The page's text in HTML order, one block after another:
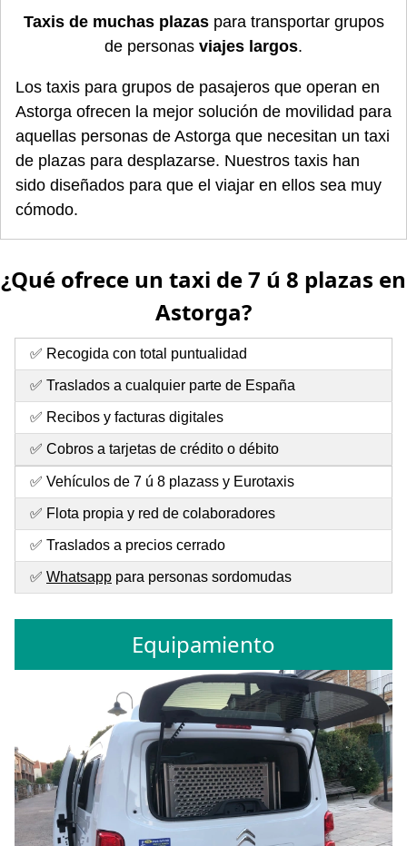
Taxis de muchas plazaspara transportar grupos
de personas viajes largos.
Los taxis para grupos de pasajeros que operan en
Astorga ofrecen la mejor solución de movilidad para
aquellas personas de Astorga que necesitan un taxi
de plazas para desplazarse. Nuestros taxis han
sido diseñados para que el viajar en ellos sea muy
cómodo.
¿Qué ofrece un taxi de 7 ú 8 plazas en
Astorga?
✅ Recogida con total puntualidad
✅ Traslados a cualquier parte de España
✅ Recibos y facturas digitales
✅ Cobros a tarjetas de crédito o débito
✅ Vehículos de 7 ú 8 plazass y Eurotaxis
✅ Flota propia y red de colaboradores
✅ Traslados a precios cerrado
✅ Whatsapp para personas sordomudas
Equipamiento